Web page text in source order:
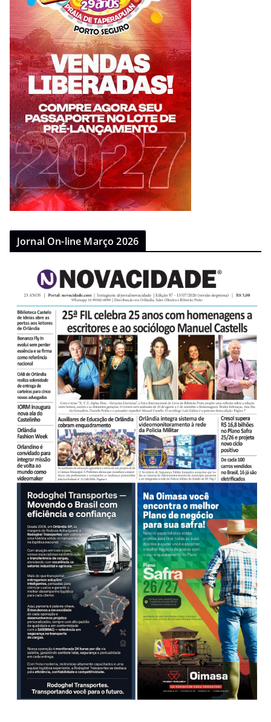
Jornal On-line Março 2026